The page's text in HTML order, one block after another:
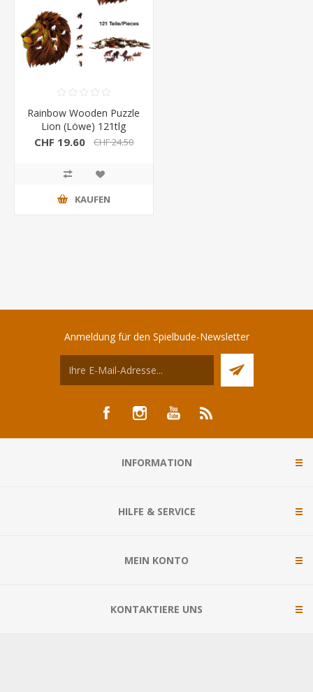
Rainbow Wooden Puzzle
Lion (Löwe) 121tlg
CHF 19.60 CHF 24.50
KAUFEN
Anmeldung für den Spielbude-Newsletter
INFORMATION
HILFE & SERVICE
MEIN KONTO
KONTAKTIERE UNS